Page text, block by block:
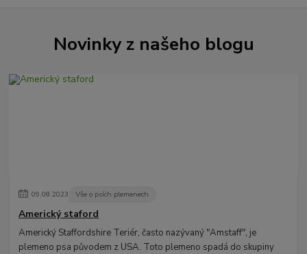
Novinky z našeho blogu
09.08.2023 Vše o psích plemenech
Americký staford
Americký Staffordshire Teriér, často nazývaný "Amstaff", je
plemeno psa původem z USA. Toto plemeno spadá do skupiny